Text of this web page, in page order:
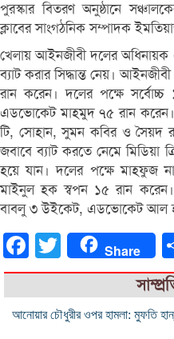
পুরস্কার বিতরণ অনুষ্ঠানে
ক্লাবের সাংগঠনিক সম্পাদক
খেলায় আইনজীবী দলের
ব্যাট করার সিদ্ধান্ত নেয়।
রান করেন। দলের পক্ষে
এডভোকেট মাহমুদ ৭৫ রান করেন।
টি, সোহান, সুমন কবির ও সৈয়দ
জবাবে ব্যাট করতে নেমে
হয়ে যান। দলের পক্ষে মাহফুজ
মাইনুল হক স্বপন ১৫ রান
বাবলু ৩ উইকেট, এডভোকেট আল
FacebookTwitter Share
আনোয়ার চৌধুরীর ওপর হামলা: মুফতি